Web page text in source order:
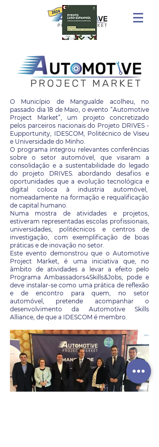
O Município de Mangualde acolheu, no
passado dia 18 de Maio, o evento “Automotive
Project Market”, um projeto concretizado
pelos parceiros nacionais do Projeto DRIVES -
Eupportunity, IDESCOM, Politécnico de Viseu
e Universidade do Minho.
O programa integrou relevantes conferências
sobre o setor automóvel, que visaram a
consolidação e a sustentabilidade do legado
do projeto DRIVES. abordando desafios e
oportunidades que a evolução tecnológica e
digital coloca à industria automóvel,
nomeadamente na formação e requalificação
de capital humano.
Numa mostra de atividades e projetos,
estiveram representadas escolas profissionais,
universidades, politécnicos e centros de
investigação, com exemplificação de boas
práticas e de inovação no setor.
Este evento demonstrou que o Automotive
Project Market, é uma iniciativa que, no
âmbito de atividades a levar a efeito pelo
Programa Ambassadors4Skills&Jobs, pode e
deve instalar-se como uma prática de reflexão
e de encontro para quem, no setor
automóvel, pretende acompanhar o
desenvolvimento da Automotive Skills
Alliance, de que a IDESCOM é membro.